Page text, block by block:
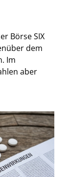
Börse SIX
dem
Im
aber